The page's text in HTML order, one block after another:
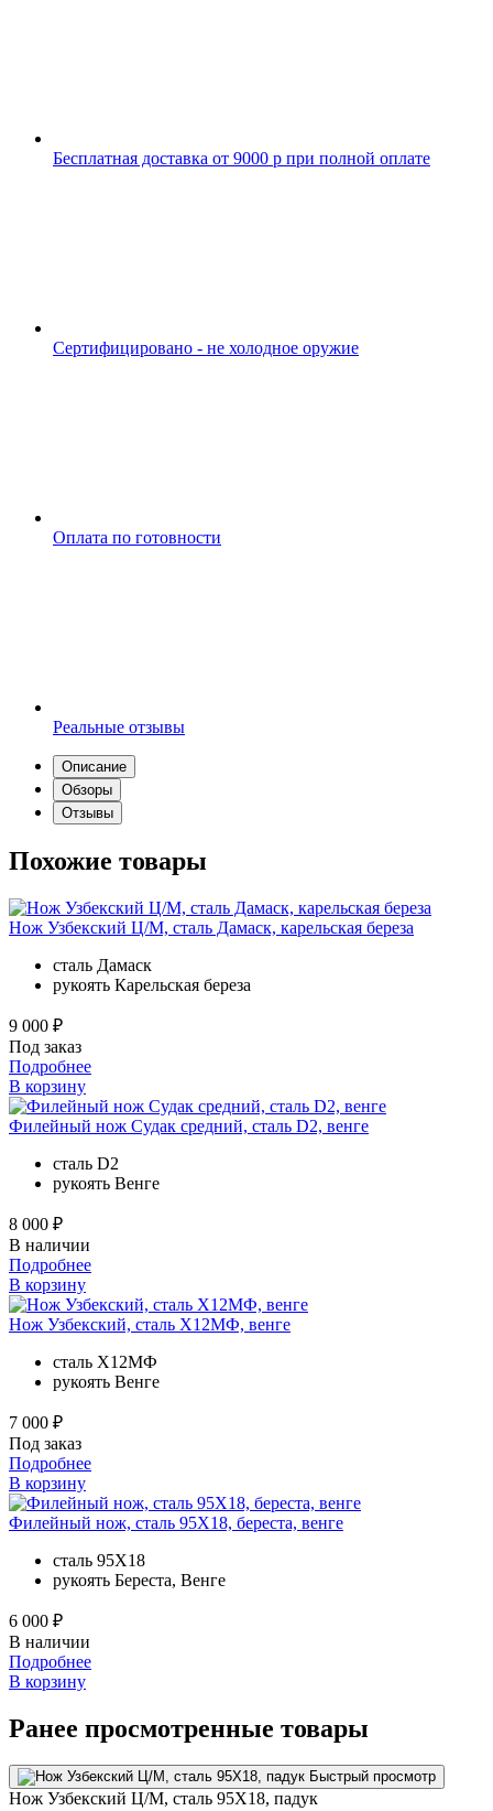
Бесплатная доставка от 9000 р при полной оплате
Сертифицировано - не холодное оружие
Оплата по готовности
Реальные отзывы
Описание
Обзоры
Отзывы
Похожие товары
Нож Узбекский Ц/М, сталь Дамаск, карельская береза
сталь Дамаск
рукоять Карельская береза
9 000 ₽
Под заказ
Подробнее
В корзину
Филейный нож Судак средний, сталь D2, венге
сталь D2
рукоять Венге
8 000 ₽
В наличии
Подробнее
В корзину
Нож Узбекский, сталь Х12МФ, венге
сталь Х12МФ
рукоять Венге
7 000 ₽
Под заказ
Подробнее
В корзину
Филейный нож, сталь 95Х18, береста, венге
сталь 95Х18
рукоять Береста, Венге
6 000 ₽
В наличии
Подробнее
В корзину
Ранее просмотренные товары
Быстрый просмотр
Нож Узбекский Ц/М, сталь 95Х18, падук